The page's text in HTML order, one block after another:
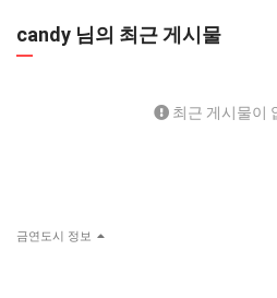
candy 님의 최근 게시물
최근 게시물이
금연도시 정보